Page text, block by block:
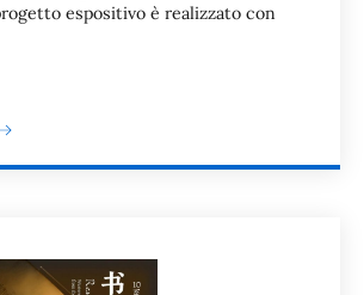
espositivo è realizzato con